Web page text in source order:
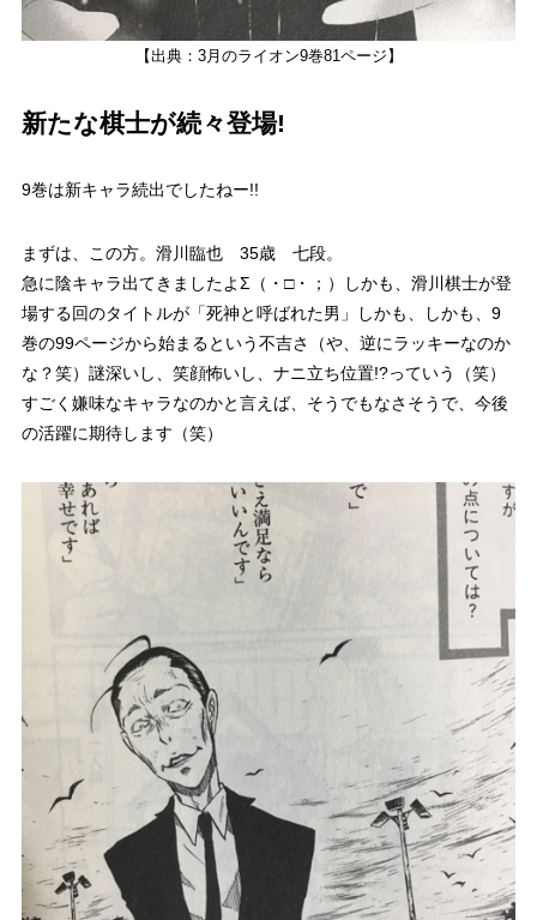
【出典：3月のライオン9巻81ページ】
新たな棋士が続々登場!
9巻は新キャラ続出でしたねー!!
まずは、この方。 滑川臨也 35歳 七段。
急に陰キャラ出てきましたよΣ（・□・；）しかも、滑川棋士が登
場する回のタイトルが「死神と呼ばれた男」しかも、しかも、9
巻の99ページから始まるという不吉さ（や、逆にラッキーなのか
な？笑）謎深いし、笑顔怖いし、 ナニ立ち位置!?っていう（笑）
すごく嫌味なキャラなのかと言えば、そうでもなさそうで、今後
の活躍に期待します（笑）